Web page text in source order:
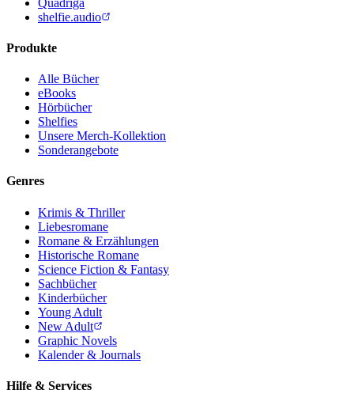
shelfie.audio
Produkte
Alle Bücher
eBooks
Hörbücher
Shelfies
Unsere Merch-Kollektion
Sonderangebote
Genres
Krimis & Thriller
Liebesromane
Romane & Erzählungen
Historische Romane
Science Fiction & Fantasy
Sachbücher
Kinderbücher
Young Adult
New Adult
Graphic Novels
Kalender & Journals
Hilfe & Services